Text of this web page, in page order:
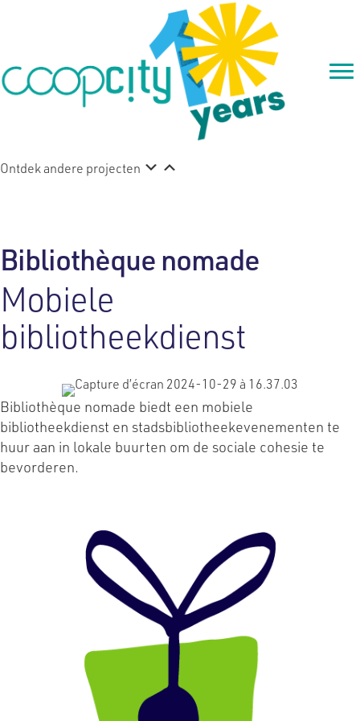
Ontdek andere projecten
Bibliothèque nomade
Mobiele
bibliotheekdienst
Bibliothèque nomade biedt een mobiele
bibliotheekdienst en stadsbibliotheekevenementen te
huur aan in lokale buurten om de sociale cohesie te
bevorderen.